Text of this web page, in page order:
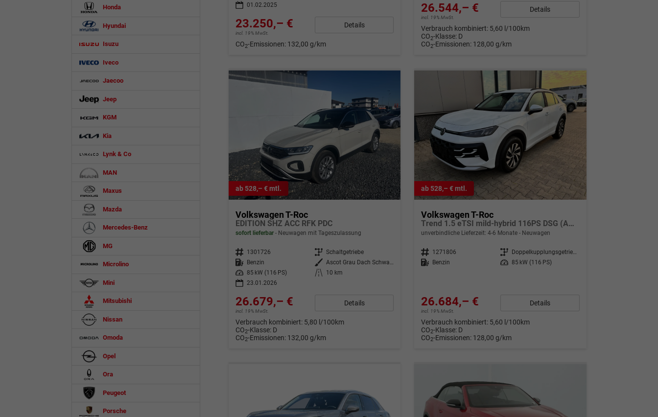
01.02.2025
23.250,– €
incl. 19% MwSt.
Details
CO2-Emissionen: 132,00 g/km
26.544,– €
incl. 19% MwSt.
Details
Verbrauch kombiniert: 5,60 l/100km
CO2-Klasse: D
CO2-Emissionen: 128,00 g/km
ab 528,– € mtl.
Volkswagen T-Roc
EDITION SHZ ACC RFK PDC
sofort lieferbar Neuwagen mit Tageszulassung
Fahrzeugnr. 1301726 Getriebe Schaltgetriebe
Kraftstoff Benzin Außenfarbe
Leistung
85 kW (116 PS) Kilometerstand
10 km
23.01.2026
26.679,– €
incl. 19% MwSt.
Details
Verbrauch kombiniert: 5,80 l/100km
CO2-Klasse: D
CO2-Emissionen: 132,00 g/km
ab 528,– € mtl.
Volkswagen T-Roc
Trend 1.5 eTSI mild-hybrid 116PS DSG (AUTOMATIK), Climatronic, Parksensoren vorne/hinten, Radio 10,3" + Wireless App-Connect, Toter-Winkel-Warner, Tempomat, M-Lederlenkrad, Armlehne vorn, LED-Scheinwerfer, Dachreling
unverbindliche Lieferzeit: 4-6 Monate Neuwagen
Fahrzeugnr. 1271806 Getriebe
Kraftstoff Benzin Leistung 85 kW (116 PS)
26.684,– €
incl. 19% MwSt.
Details
Verbrauch kombiniert: 5,60 l/100km
CO2-Klasse: D
CO2-Emissionen: 128,00 g/km
Honda
Hyundai
Isuzu
Iveco
Jaecoo
Jeep
KGM
Kia
Lynk & Co
MAN
Maxus
Mazda
Mercedes-Benz
MG
Microlino
Mini
Mitsubishi
Nissan
Omoda
Opel
Ora
Peugeot
Porsche